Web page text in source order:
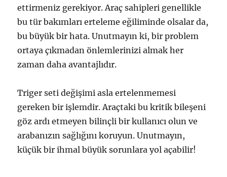
ettirmeniz gerekiyor. Araç sahipleri genellikle
bu tür bakımları erteleme eğiliminde olsalar da,
bu büyük bir hata. Unutmayın ki, bir problem
ortaya çıkmadan önlemlerinizi almak her
zaman daha avantajlıdır.
Triger seti değişimi asla ertelenmemesi
gereken bir işlemdir. Araçtaki bu kritik bileşeni
göz ardı etmeyen bilinçli bir kullanıcı olun ve
arabanızın sağlığını koruyun. Unutmayın,
küçük bir ihmal büyük sorunlara yol açabilir!